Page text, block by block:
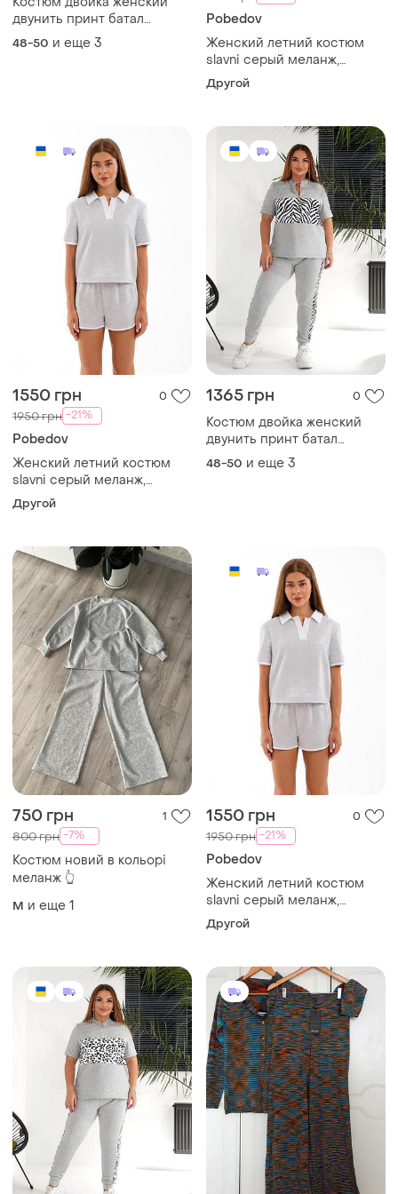
двунить принт батал
меланж серый 48-62 гг
48-50 и еще 3
Pobedov
Женский летний костюм
slavni серый меланж,
костюм slavni sunny
женский серый меланж
Другой
1550 грн 0
1950 грн -21%
Pobedov
Женский летний костюм
slavni серый меланж,
костюм slavni sunny
женский серый меланж
Другой
1365 грн 0
Костюм двойка женский
двунить принт батал
меланж серый 48-62 гг
48-50 и еще 3
750 грн 1
800 грн -7%
Костюм новий в кольорі
меланж 👆
M и еще 1
1550 грн 0
1950 грн -21%
Pobedov
Женский летний костюм
slavni серый меланж,
костюм slavni sunny
женский серый меланж
Другой